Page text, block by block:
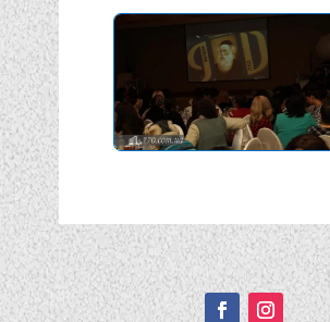
Подписывайтесь!